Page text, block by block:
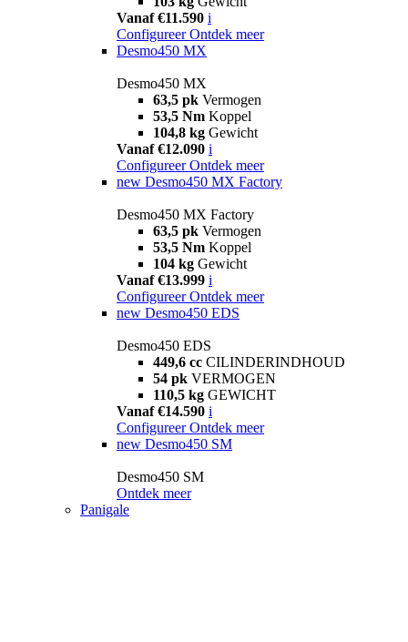
Vanaf €11.590 i
Configureer Ontdek meer
Desmo450 MX
Desmo450 MX
63,5 pk Vermogen
53,5 Nm Koppel
104,8 kg Gewicht
Vanaf €12.090 i
Configureer Ontdek meer
new Desmo450 MX Factory
Desmo450 MX Factory
63,5 pk Vermogen
53,5 Nm Koppel
104 kg Gewicht
Vanaf €13.999 i
Configureer Ontdek meer
new Desmo450 EDS
Desmo450 EDS
449,6 cc CILINDERINDHOUD
54 pk VERMOGEN
110,5 kg GEWICHT
Vanaf €14.590 i
Configureer Ontdek meer
new Desmo450 SM
Desmo450 SM
Ontdek meer
Panigale